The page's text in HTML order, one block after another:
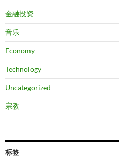
金融投资
音乐
Economy
Technology
Uncategorized
宗教
标签